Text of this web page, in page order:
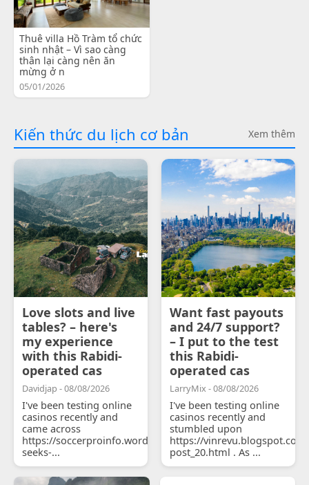
Thuê villa Hồ Tràm tổ chức
sinh nhật – Vì sao càng
thân lại càng nên ăn
mừng ở n
05/01/2026
Kiến thức du lịch cơ bản Xem thêm
Love slots and live
tables? – here's
my experience
with this Rabidi-
operated cas
Davidjap - 08/08/2026
I've been testing online
casinos recently and
came across
https://soccerproinfo.wordpress.com/2026/07/11/courtois-
seeks-...
Want fast payouts
and 24/7 support?
– I put to the test
this Rabidi-
operated cas
LarryMix - 08/08/2026
I've been testing online
casinos recently and
stumbled upon
https://
post_20.html . As ...